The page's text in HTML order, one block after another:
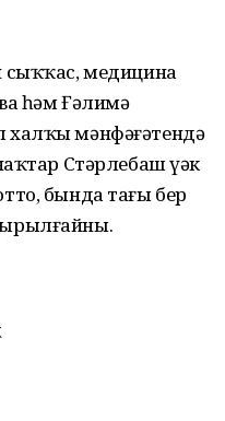
медицина
һәм Ғәлимә
халҡы мәнфәғәтендә
Стәрлебаш үҙәк
бында тағы бер